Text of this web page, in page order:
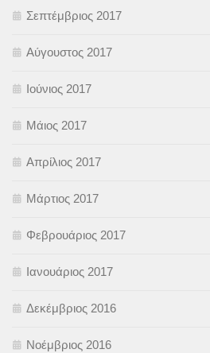
Σεπτέμβριος 2017
Αύγουστος 2017
Ιούνιος 2017
Μάιος 2017
Απρίλιος 2017
Μάρτιος 2017
Φεβρουάριος 2017
Ιανουάριος 2017
Δεκέμβριος 2016
Νοέμβριος 2016